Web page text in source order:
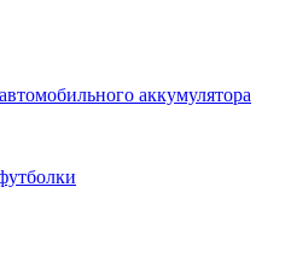
аккумулятора